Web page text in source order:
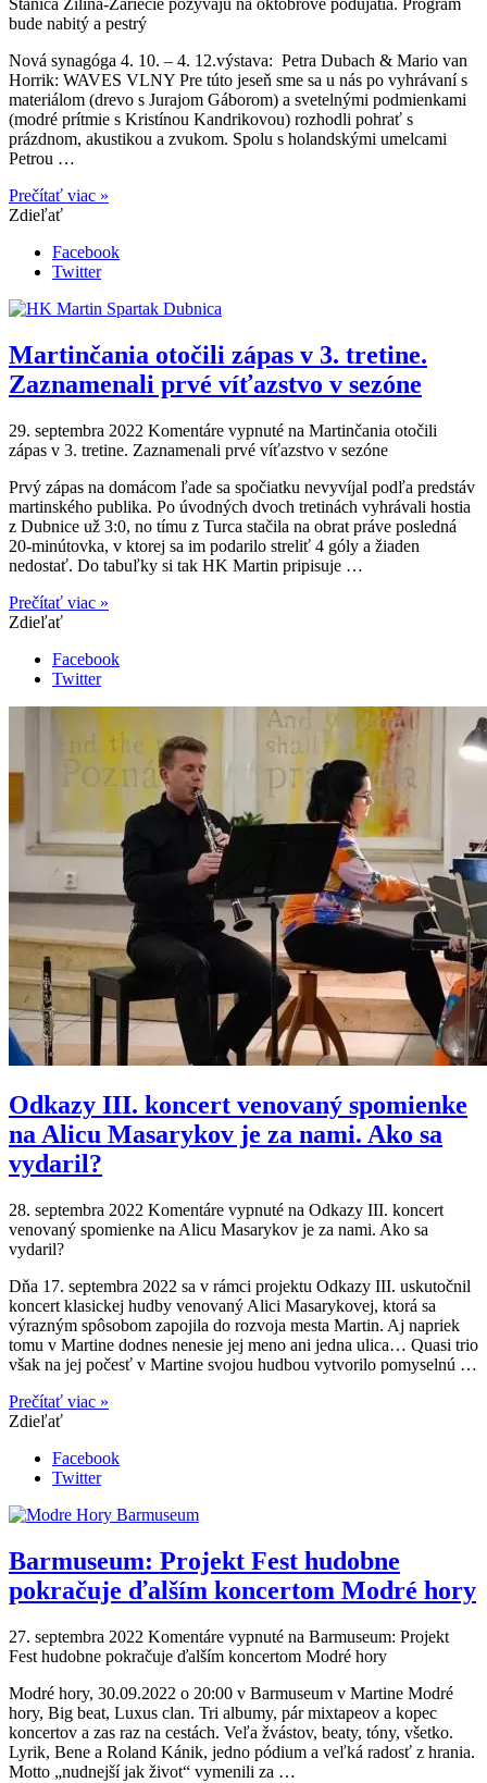
bude nabitý a pestrý
Nová synagóga 4. 10. – 4. 12.výstava: Petra Dubach & Mario van
Horrik: WAVES VLNY Pre túto jeseň sme sa u nás po vyhrávaní s
materiálom (drevo s Jurajom Gáborom) a svetelnými podmienkami
(modré prítmie s Kristínou Kandrikovou) rozhodli pohrať s
prázdnom, akustikou a zvukom. Spolu s holandskými umelcami
Petrou …
Prečítať viac »
Zdieľať
Facebook
Twitter
Martinčania otočili zápas v 3. tretine.
Zaznamenali prvé víťazstvo v sezóne
29. septembra 2022 Komentáre vypnuté na Martinčania otočili
zápas v 3. tretine. Zaznamenali prvé víťazstvo v sezóne
Prvý zápas na domácom ľade sa spočiatku nevyvíjal podľa predstáv
martinského publika. Po úvodných dvoch tretinách vyhrávali hostia
z Dubnice už 3:0, no tímu z Turca stačila na obrat práve posledná
20-minútovka, v ktorej sa im podarilo streliť 4 góly a žiaden
nedostať. Do tabuľky si tak HK Martin pripisuje …
Prečítať viac »
Zdieľať
Facebook
Twitter
Odkazy III. koncert venovaný spomienke
na Alicu Masarykov je za nami. Ako sa
vydaril?
28. septembra 2022 Komentáre vypnuté na Odkazy III. koncert
venovaný spomienke na Alicu Masarykov je za nami. Ako sa
vydaril?
Dňa 17. septembra 2022 sa v rámci projektu Odkazy III. uskutočnil
koncert klasickej hudby venovaný Alici Masarykovej, ktorá sa
výrazným spôsobom zapojila do rozvoja mesta Martin. Aj napriek
tomu v Martine dodnes nenesie jej meno ani jedna ulica… Quasi trio
však na jej počesť v Martine svojou hudbou vytvorilo pomyselnú …
Prečítať viac »
Zdieľať
Facebook
Twitter
Barmuseum: Projekt Fest hudobne
pokračuje ďalším koncertom Modré hory
27. septembra 2022 Komentáre vypnuté na Barmuseum: Projekt
Fest hudobne pokračuje ďalším koncertom Modré hory
Modré hory, 30.09.2022 o 20:00 v Barmuseum v Martine Modré
hory, Big beat, Luxus clan. Tri albumy, pár mixtapeov a kopec
koncertov a zas raz na cestách. Veľa žvástov, beaty, tóny, všetko.
Lyrik, Bene a Roland Kánik, jedno pódium a veľká radosť z hrania.
Motto „nudnejší jak život“ vymenili za …